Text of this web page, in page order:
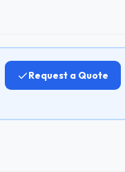
Request a Quote